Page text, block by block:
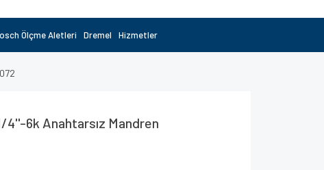
Ölçme Aletleri Dremel Hizmetler
4''-6k Anahtarsız Mandren